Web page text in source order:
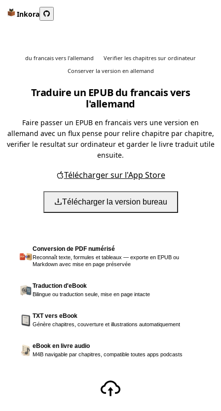
Inkora
du francais vers l'allemand
Verifier les chapitres sur ordinateur
Conserver la version en allemand
Traduire un EPUB du francais vers
l'allemand
Faire passer un EPUB en francais vers une version en
allemand avec un flux pense pour relire chapitre par chapitre,
verifier le resultat sur ordinateur et garder le livre traduit utile
ensuite.
Télécharger sur l'App Store
Télécharger la version bureau
Conversion de PDF numérisé
Reconnaît texte, formules et tableaux — exporte en EPUB ou
Markdown avec mise en page préservée
Traduction d'eBook
Bilingue ou traduction seule, mise en page intacte
TXT vers eBook
Génère chapitres, couverture et illustrations automatiquement
eBook en livre audio
M4B navigable par chapitres, compatible toutes apps podcasts